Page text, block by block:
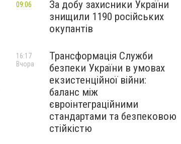
За добу захисники України
знищили 1190 російських
окупантів
09:06
Трансформація Служби
безпеки України в умовах
екзистенційної війни:
баланс між
євроінтеграційними
стандартами та безпековою
стійкістю
16:17
Вчора